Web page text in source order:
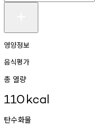
영양정보
음식평가
총 열량
110kcal
탄수화물